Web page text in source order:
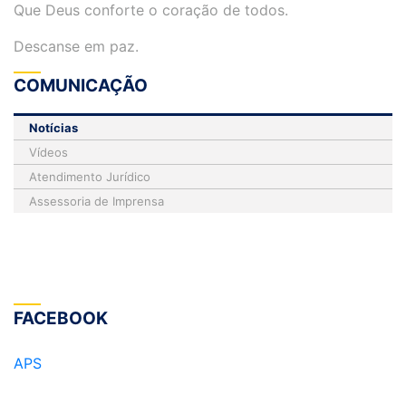
Que Deus conforte o coração de todos.
Descanse em paz.
COMUNICAÇÃO
Notícias
Vídeos
Atendimento Jurídico
Assessoria de Imprensa
FACEBOOK
APS